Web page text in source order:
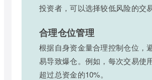
投资者，可以选择较低风险的交
合理仓位管理
根据自身资金量合理控制仓位，
易导致爆仓。例如，每次交易使
超过总资金的10%。